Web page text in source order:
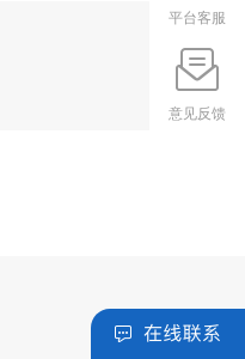
平台客服
意见反馈